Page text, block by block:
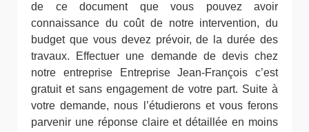
de ce document que vous pouvez avoir
connaissance du coût de notre intervention, du
budget que vous devez prévoir, de la durée des
travaux. Effectuer une demande de devis chez
notre entreprise Entreprise Jean-François c’est
gratuit et sans engagement de votre part. Suite à
votre demande, nous l’étudierons et vous ferons
parvenir une réponse claire et détaillée en moins